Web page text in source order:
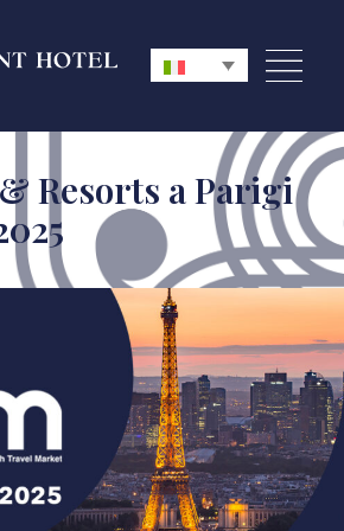
Resorts a Parigi